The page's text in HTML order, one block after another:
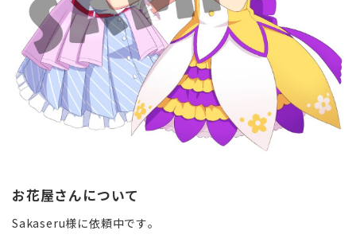
お花屋さんについて
Sakaseru様に依頼中です。